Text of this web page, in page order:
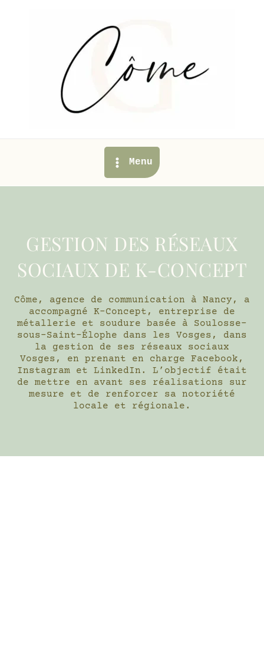
Main
Menu
Menu
GESTION DES RÉSEAUX
SOCIAUX DE K-CONCEPT
Côme, agence de communication à Nancy, a
accompagné K-Concept, entreprise de
métallerie et soudure basée à Soulosse-
sous-Saint-Élophe dans les Vosges, dans
la gestion de ses réseaux sociaux
Vosges, en prenant en charge Facebook,
Instagram et LinkedIn. L’objectif était
de mettre en avant ses réalisations sur
mesure et de renforcer sa notoriété
locale et régionale.